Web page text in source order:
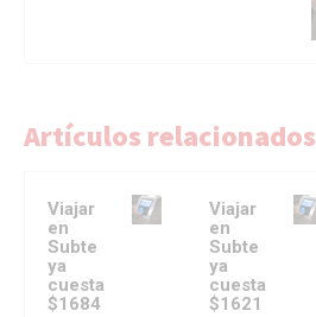
Artículos relacionados
Viajar
en
Subte
ya
cuesta
$1684
Viajar
en
Subte
ya
cuesta
$1621